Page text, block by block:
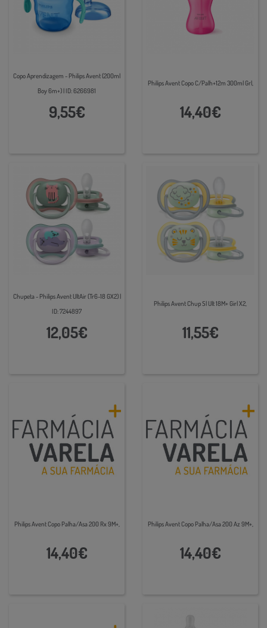
Copo Aprendizagem - Philips Avent (200ml
Boy 6m+) | ID: 6266981
9,55€
Philips Avent Copo C/Palh+12m 300ml Grl,
14,40€
Chupeta - Philips Avent UltAir (Tr6-18 GX2) |
ID: 7244897
12,05€
Philips Avent Chup Sl Ult 18M+ Girl X2,
11,55€
Philips Avent Copo Palha/Asa 200 Rx 9M+,
14,40€
Philips Avent Copo Palha/Asa 200 Az 9M+,
14,40€